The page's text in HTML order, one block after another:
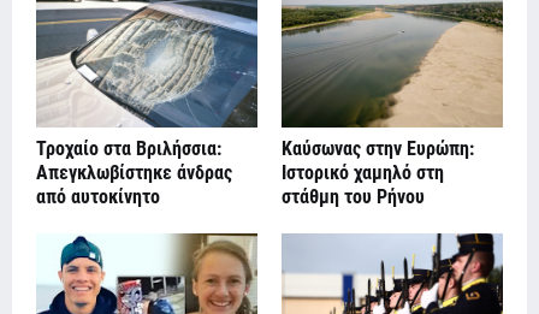
Τροχαίο στα Βριλήσσια:
Απεγκλωβίστηκε άνδρας
από αυτοκίνητο
Καύσωνας στην Ευρώπη:
Ιστορικό χαμηλό στη
στάθμη του Ρήνου